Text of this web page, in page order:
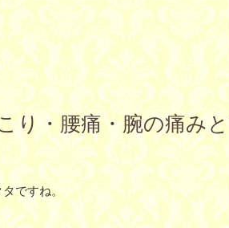
り・腰痛・腕の痛み
ですね。